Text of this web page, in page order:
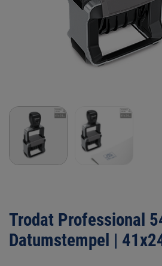
Trodat Professional
Datumstempel |